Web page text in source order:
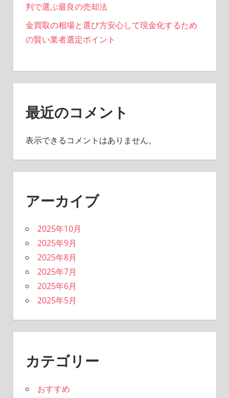
判で選ぶ最良の売却法
金買取の相場と選び方安心して現金化するため
の賢い業者選定ポイント
最近のコメント
表示できるコメントはありません。
アーカイブ
2025年10月
2025年9月
2025年8月
2025年7月
2025年6月
2025年5月
カテゴリー
おすすめ